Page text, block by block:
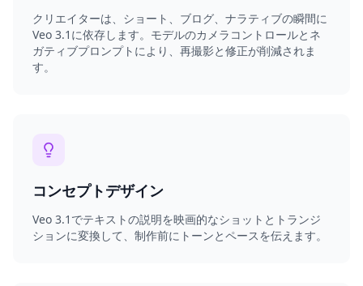
クリエイターは、ショート、ブログ、ナラティブの瞬間に
Veo 3.1に依存します。モデルのカメラコントロールとネ
ガティブプロンプトにより、再撮影と修正が削減されま
す。
コンセプトデザイン
Veo 3.1でテキストの説明を映画的なショットとトランジ
ションに変換して、制作前にトーンとペースを伝えます。